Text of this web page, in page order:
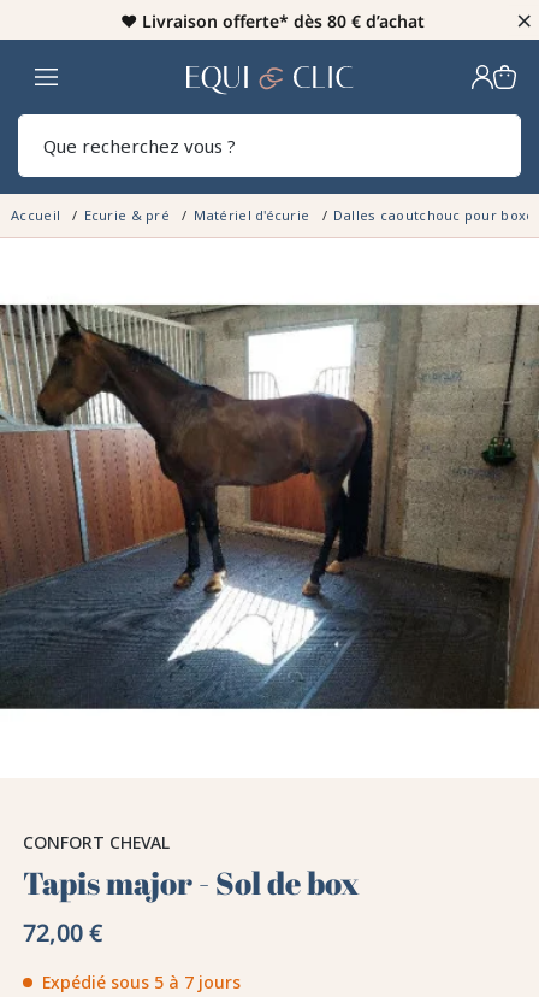
♥️ Livraison offerte* dès 80 € d’achat ×
Home
Accueil Ecurie & pré Matériel d'écurie Dalles caoutchouc pour
CONFORT CHEVAL
Tapis major - Sol de box
72,00 €
Expédié sous 5 à 7 jours